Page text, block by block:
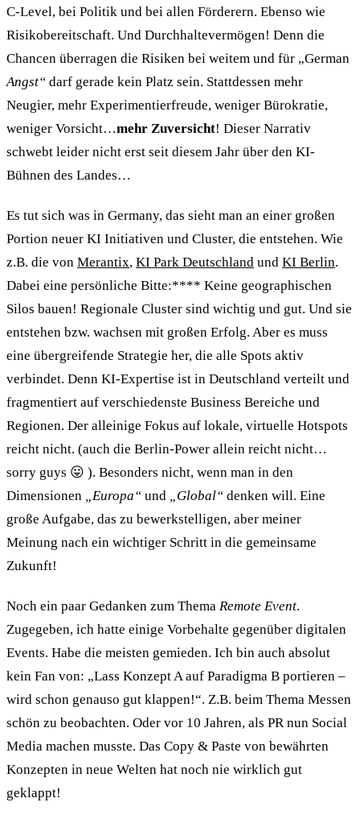
C-Level, bei Politik und bei allen Förderern. Ebenso wie
Risikobereitschaft. Und Durchhaltevermögen! Denn die
Chancen überragen die Risiken bei weitem und für „German
Angst“ darf gerade kein Platz sein. Stattdessen mehr
Neugier, mehr Experimentierfreude, weniger Bürokratie,
weniger Vorsicht…mehr Zuversicht! Dieser Narrativ
schwebt leider nicht erst seit diesem Jahr über den KI-
Bühnen des Landes…
Es tut sich was in Germany, das sieht man an einer großen
Portion neuer KI Initiativen und Cluster, die entstehen. Wie
z.B. die von Merantix, KI Park Deutschland und KI Berlin.
Dabei eine persönliche Bitte:**** Keine geographischen
Silos bauen! Regionale Cluster sind wichtig und gut. Und sie
entstehen bzw. wachsen mit großen Erfolg. Aber es muss
eine übergreifende Strategie her, die alle Spots aktiv
verbindet. Denn KI-Expertise ist in Deutschland verteilt und
fragmentiert auf verschiedenste Business Bereiche und
Regionen. Der alleinige Fokus auf lokale, virtuelle Hotspots
reicht nicht. (auch die Berlin-Power allein reicht nicht…
sorry guys 😛 ). Besonders nicht, wenn man in den
Dimensionen
„Europa“ und „Global“ denken will. Eine
große Aufgabe, das zu bewerkstelligen, aber meiner
Meinung nach ein wichtiger Schritt in die gemeinsame
Zukunft!
Noch ein paar Gedanken zum Thema Remote Event.
Zugegeben, ich hatte einige Vorbehalte gegenüber digitalen
Events. Habe die meisten gemieden. Ich bin auch absolut
kein Fan von: „Lass Konzept A auf Paradigma B portieren –
wird schon genauso gut klappen!“. Z.B. beim Thema Messen
schön zu beobachten. Oder vor 10 Jahren, als PR nun Social
Media machen musste. Das Copy & Paste von bewährten
Konzepten in neue Welten hat noch nie wirklich gut
geklappt!